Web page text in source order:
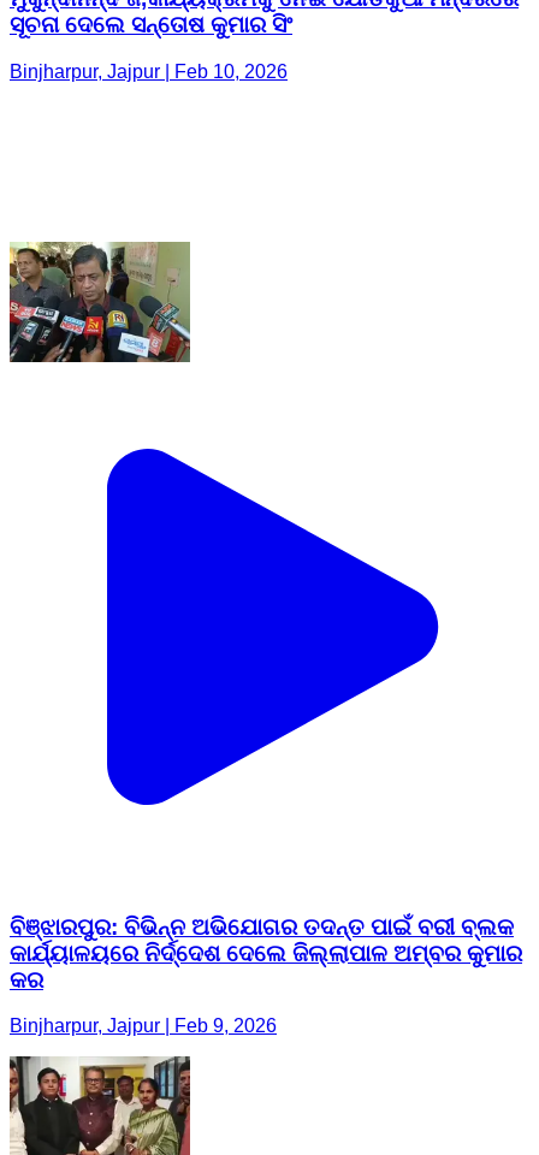
ସୂଚନା ଦେଲେ ସନ୍ତୋଷ କୁମାର ସିଂ
Binjharpur, Jajpur | Feb 10, 2026
ବିଞ୍ଝାରପୁର: ବିଭିନ୍ନ ଅଭିଯୋଗର ତଦନ୍ତ ପାଇଁ ବରୀ ବ୍ଲକ
କାର୍ଯ୍ୟାଳୟରେ ନିର୍ଦ୍ଦେଶ ଦେଲେ ଜିଲ୍ଲାପାଳ ଅମ୍ବର କୁମାର